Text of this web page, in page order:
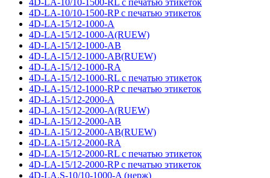
4D-LA-10/10-1500-RL с печатью этикеток
4D-LA-10/10-1500-RP с печатью этикеток
4D-LA-15/12-1000-A
4D-LA-15/12-1000-A(RUEW)
4D-LA-15/12-1000-AB
4D-LA-15/12-1000-AB(RUEW)
4D-LA-15/12-1000-RA
4D-LA-15/12-1000-RL с печатью этикеток
4D-LA-15/12-1000-RP с печатью этикеток
4D-LA-15/12-2000-A
4D-LA-15/12-2000-A(RUEW)
4D-LA-15/12-2000-AB
4D-LA-15/12-2000-AB(RUEW)
4D-LA-15/12-2000-RA
4D-LA-15/12-2000-RL с печатью этикеток
4D-LA-15/12-2000-RP с печатью этикеток
4D-LA.S-10/10-1000-A (нерж)